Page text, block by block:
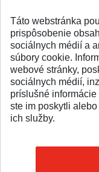
Táto webstránka
prispôsobenie
sociálnych médií a
súbory cookie.
webové stránky,
sociálnych médií,
príslušné
ste im poskytli
ich služby.